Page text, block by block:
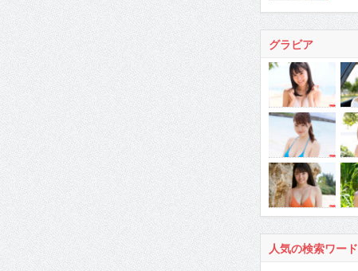
グラビア
人気の検索ワード